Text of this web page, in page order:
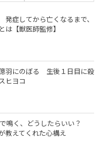
症してから亡くなるまで、
は【獣医師監修】
羽にのぼる 生後１日目に殺
ヒヨコ
鳴く、どうしたらいい？
教えてくれた心構え